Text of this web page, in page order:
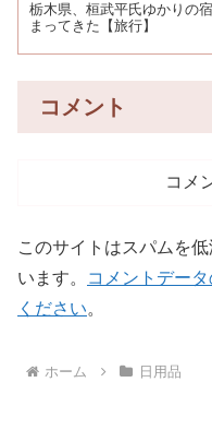
栃木県、桓武平氏ゆかりの
まってきた【旅行】
コメント
コメ
このサイトはスパムを
います。
コメントデー
ください。
ホーム 日用品